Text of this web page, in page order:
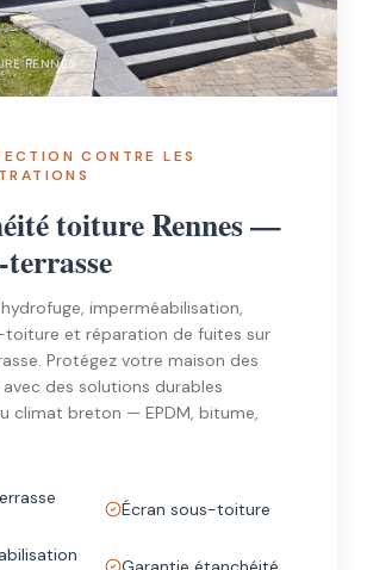
RENNES
CONTRE LES
toiture Rennes —
imperméabilisation,
toiture et réparation de fuites sur
Protégez votre maison des
des solutions durables
climat breton — EPDM, bitume,
Écran sous-toiture